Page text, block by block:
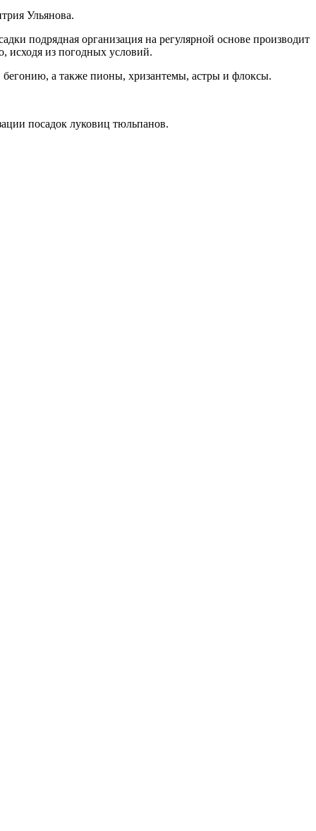
Ульянова.
подрядная организация на регулярной основе производит
исходя из погодных условий.
бегонию, а также пионы, хризантемы, астры и флоксы.
посадок луковиц тюльпанов.